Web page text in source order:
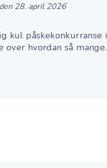
den 28. april 2026
kul påskekonkurranse
hvordan så